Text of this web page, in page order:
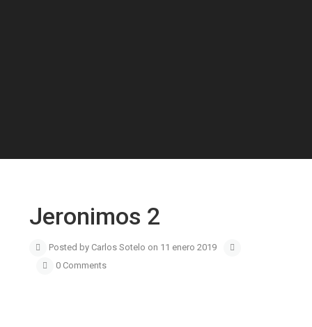
Jeronimos 2
Posted by Carlos Sotelo on 11 enero 2019
0 Comments